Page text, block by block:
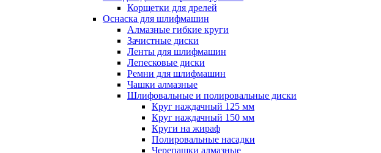
Корщетки для дрелей
Оснаска для шлифмашин
Алмазные гибкие круги
Зачистные диски
Ленты для шлифмашин
Лепесковые диски
Ремни для шлифмашин
Чашки алмазные
Шлифовальные и полировальные диски
Круг наждачный 125 мм
Круг наждачный 150 мм
Круги на жираф
Полировальные насадки
Черепашки алмазные